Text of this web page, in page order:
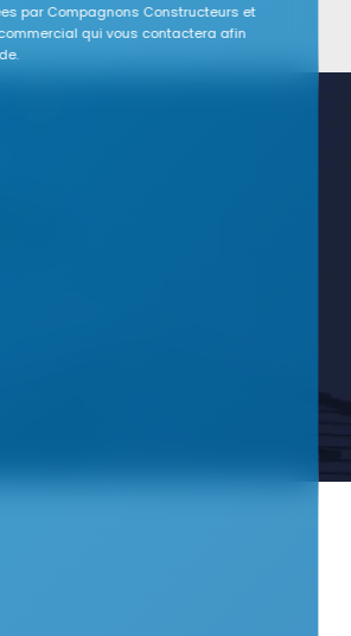
par Compagnons Constructeurs et
qui vous contactera afin